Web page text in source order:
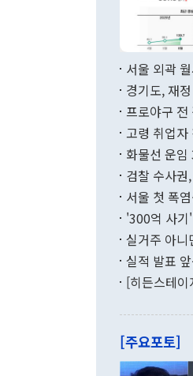
서울 외곽
경기도, 재
프로야구 전
고령 취업
화물선 운
검찰 수사권
서울 첫 폭
'300억 사기
실거주 아니
실적 발표
[히든스테이
[주요포토]